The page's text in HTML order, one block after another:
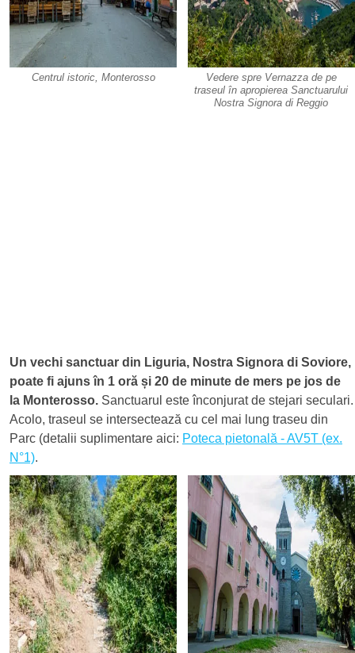
Centrul istoric, Monterosso
Vedere spre Vernazza de pe
traseul în apropierea Sanctuarului
Nostra Signora di Reggio
Un vechi sanctuar din Liguria, Nostra Signora di Soviore,
poate fi ajuns în 1 oră și 20 de minute de mers pe jos de
la Monterosso. Sanctuarul este înconjurat de stejari seculari.
Acolo, traseul se intersectează cu cel mai lung traseu din
Parc (detalii suplimentare aici: Poteca pietonală - AV5T (ex.
N°1).